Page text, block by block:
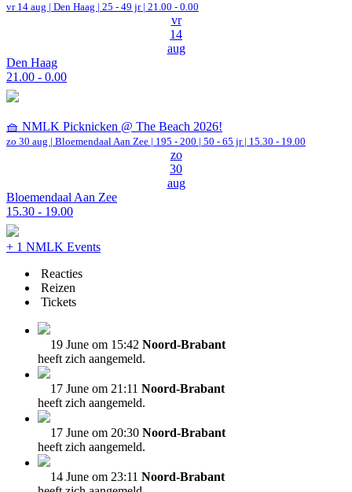
vr 14 aug | Den Haag | 25 - 49 jr | 21.00 - 0.00
vr
14
aug
Den Haag
21.00 - 0.00
🧺 NMLK Picknicken @ The Beach 2026!
zo 30 aug | Bloemendaal Aan Zee | 195 - 200 | 50 - 65 jr | 15.30 - 19.00
zo
30
aug
Bloemendaal Aan Zee
15.30 - 19.00
+ 1 NMLK Events
Reacties
Reizen
Tickets
19 June om 15:42 Noord-Brabant
heeft zich aangemeld.
17 June om 21:11 Noord-Brabant
heeft zich aangemeld.
17 June om 20:30 Noord-Brabant
heeft zich aangemeld.
14 June om 23:11 Noord-Brabant